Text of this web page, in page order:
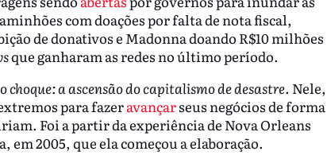
com doações por falta de nota fiscal,
de donativos e Madonna doando R$10 milhões
que ganharam as redes no último período.
choque: a ascensão do capitalismo de desastre. Nele,
para fazeravançarseus negócios de forma
Foi a partir da experiência de Nova Orleans
em 2005, que ela começou a elaboração.